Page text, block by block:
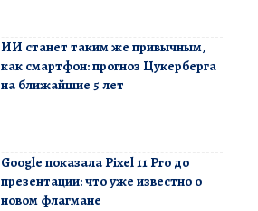
ИИ станет таким же привычным,
как смартфон: прогноз Цукерберга
на ближайшие 5 лет
Google показала Pixel 11 Pro до
презентации: что уже известно о
новом флагмане